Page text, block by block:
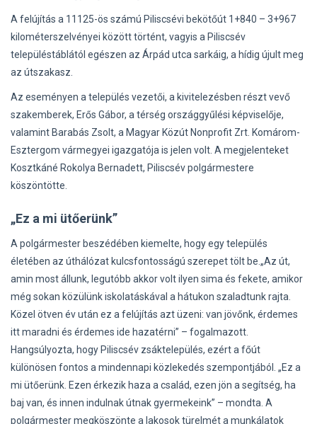
A felújítás a 11125-ös számú Piliscsévi bekötőút 1+840 – 3+967
kilométerszelvényei között történt, vagyis a Piliscsév
településtáblától egészen az Árpád utca sarkáig, a hídig újult meg
az útszakasz.
Az eseményen a település vezetői, a kivitelezésben részt vevő
szakemberek, Erős Gábor, a térség országgyűlési képviselője,
valamint Barabás Zsolt, a Magyar Közút Nonprofit Zrt. Komárom-
Esztergom vármegyei igazgatója is jelen volt. A megjelenteket
Kosztkáné Rokolya Bernadett, Piliscsév polgármestere
köszöntötte.
„Ez a mi ütőerünk”
A polgármester beszédében kiemelte, hogy egy település
életében az úthálózat kulcsfontosságú szerepet tölt be.„Az út,
amin most állunk, legutóbb akkor volt ilyen sima és fekete, amikor
még sokan közülünk iskolatáskával a hátukon szaladtunk rajta.
Közel ötven év után ez a felújítás azt üzeni: van jövőnk, érdemes
itt maradni és érdemes ide hazatérni” – fogalmazott.
Hangsúlyozta, hogy Piliscsév zsáktelepülés, ezért a főút
különösen fontos a mindennapi közlekedés szempontjából. „Ez a
mi ütőerünk. Ezen érkezik haza a család, ezen jön a segítség, ha
baj van, és innen indulnak útnak gyermekeink” – mondta. A
polgármester megköszönte a lakosok türelmét a munkálatok